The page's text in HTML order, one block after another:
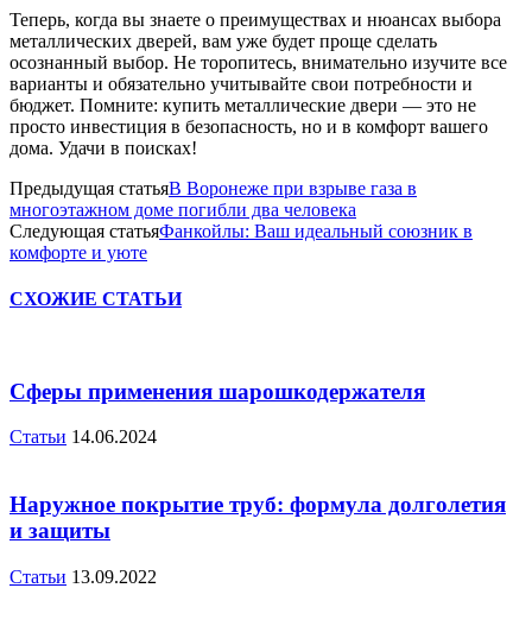
Теперь, когда вы знаете о преимуществах и нюансах выбора
металлических дверей, вам уже будет проще сделать
осознанный выбор. Не торопитесь, внимательно изучите все
варианты и обязательно учитывайте свои потребности и
бюджет. Помните: купить металлические двери — это не
просто инвестиция в безопасность, но и в комфорт вашего
дома. Удачи в поисках!
Предыдущая статьяВ Воронеже при взрыве газа в
многоэтажном доме погибли два человека
Следующая статьяФанкойлы: Ваш идеальный союзник в
комфорте и уюте
СХОЖИЕ СТАТЬИ
Сферы применения шарошкодержателя
Статьи 14.06.2024
Наружное покрытие труб: формула долголетия
и защиты
Статьи 13.09.2022